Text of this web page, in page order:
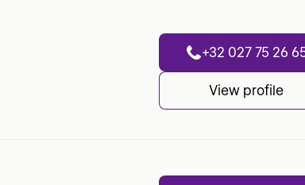
+32 027 75 26
View profile